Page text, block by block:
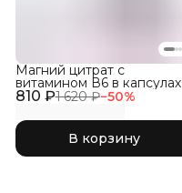
810 ₽1 620 ₽−50%
Магний цитрат с
витамином В6 в капсулах
В корзину